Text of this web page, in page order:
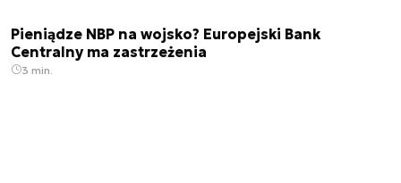
Pieniądze NBP na wojsko? Europejski Bank
Centralny ma zastrzeżenia
3 min.